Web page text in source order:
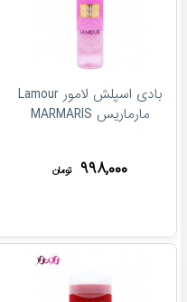
بادی اسپلش لامور Lamour
مارماریس MARMARIS
۹۹۸,۰۰۰ تومان